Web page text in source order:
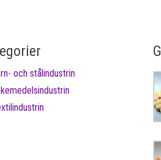
och stålindustrin